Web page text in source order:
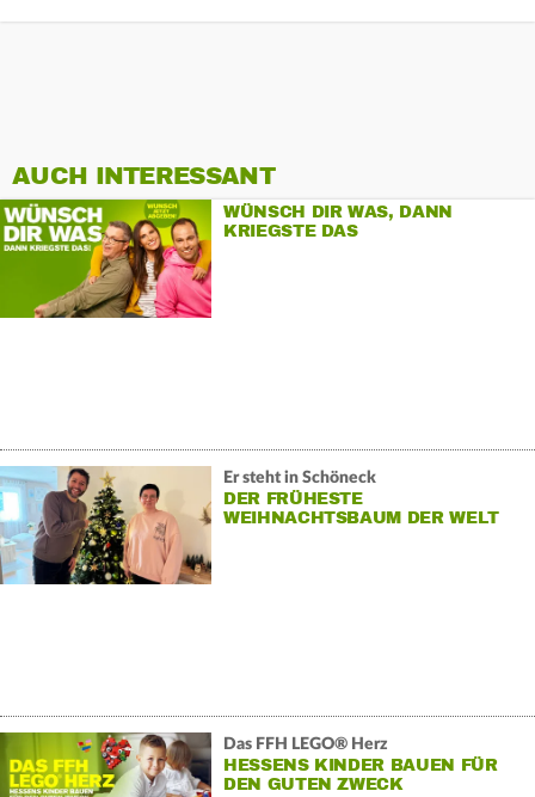
AUCH INTERESSANT
WÜNSCH DIR WAS, DANN
KRIEGSTE DAS
Er steht in Schöneck
DER FRÜHESTE
WEIHNACHTSBAUM DER WELT
Das FFH LEGO® Herz
HESSENS KINDER BAUEN FÜR
DEN GUTEN ZWECK